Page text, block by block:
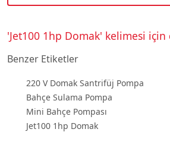
'Jet100 1hp Domak' kelimesi için
Benzer Etiketler
220 V Domak Santrifüj Pompa
Bahçe Sulama Pompa
Mini Bahçe Pompası
Jet100 1hp Domak